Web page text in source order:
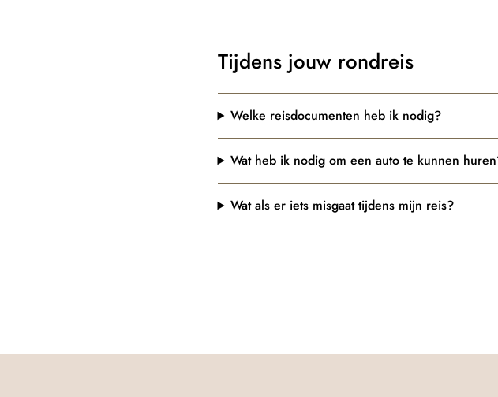
Tijdens jouw rondreis
Welke reisdocumenten heb ik nodig?
Wat heb ik nodig om een auto te kunnen
Wat als er iets misgaat tijdens mijn reis?